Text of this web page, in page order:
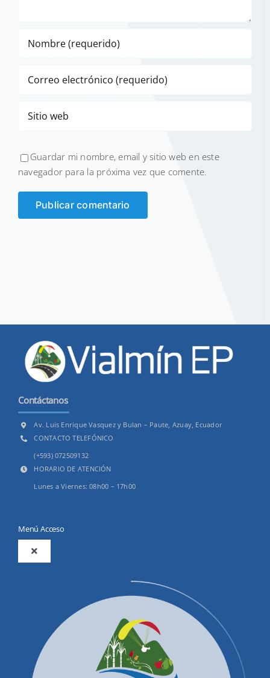
Guardar mi nombre, email y sitio web en este
navegador para la próxima vez que comente.
Contáctanos
Av. Luis Enrique Vasquez y Bulan – Paute, Azuay, Ecuador
CONTACTO TELEFÓNICO
(+593) 072509132
HORARIO DE ATENCIÓN
Lunes a Viernes: 08h00 – 17h00
Menú Acceso
Toggle
Productos y Servicios
Convocatorias Precalificación